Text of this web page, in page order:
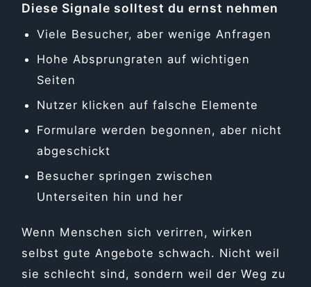
Diese Signale solltest du ernst nehmen
Viele Besucher, aber wenige Anfragen
Hohe Absprungraten auf wichtigen
Seiten
Nutzer klicken auf falsche Elemente
Formulare werden begonnen, aber nicht
abgeschickt
Besucher springen zwischen
Unterseiten hin und her
Wenn Menschen sich verirren, wirken
selbst gute Angebote schwach. Nicht weil
sie schlecht sind, sondern weil der Weg zu